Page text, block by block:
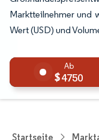
Marktteilnehmer und
Wert (USD) und
4750
Startseite